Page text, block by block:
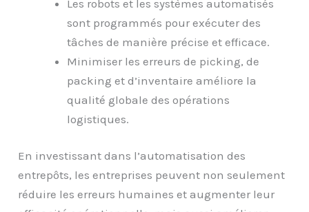
Les robots et les systèmes automatisés
sont programmés pour exécuter des
tâches de manière précise et efficace.
Minimiser les erreurs de picking, de
packing et d’inventaire améliore la
qualité globale des opérations
logistiques.
En investissant dans l’automatisation des
entrepôts, les entreprises peuvent non seulement
réduire les erreurs humaines et augmenter leur